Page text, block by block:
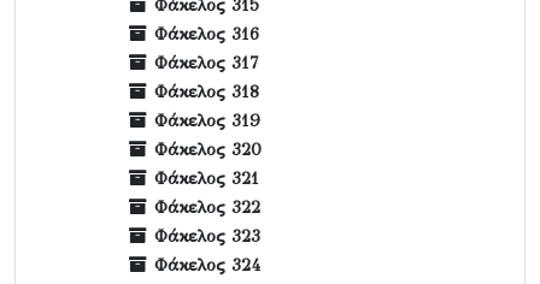
Φάκελος 315
Φάκελος 316
Φάκελος 317
Φάκελος 318
Φάκελος 319
Φάκελος 320
Φάκελος 321
Φάκελος 322
Φάκελος 323
Φάκελος 324